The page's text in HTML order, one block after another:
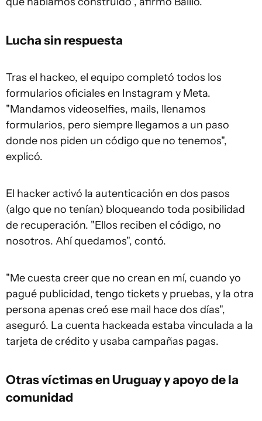
Lucha sin respuesta
Tras el hackeo, el equipo completó todos los
formularios oficiales en Instagram y Meta.
"Mandamos videoselfies, mails, llenamos
formularios, pero siempre llegamos a un paso
donde nos piden un código que no tenemos",
explicó.
El hacker activó la autenticación en dos pasos
(algo que no tenían) bloqueando toda posibilidad
de recuperación. "Ellos reciben el código, no
nosotros. Ahí quedamos", contó.
"Me cuesta creer que no crean en mí, cuando yo
pagué publicidad, tengo tickets y pruebas, y la otra
persona apenas creó ese mail hace dos días",
aseguró. La cuenta hackeada estaba vinculada a la
tarjeta de crédito y usaba campañas pagas.
Otras víctimas en Uruguay y apoyo de la
comunidad